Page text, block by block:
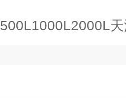
500L1000L2000L